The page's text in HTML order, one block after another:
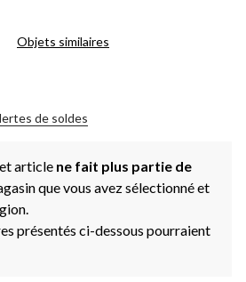
Objets similaires
de soldes
article ne fait plus partie de
que vous avez sélectionné et
présentés ci-dessous pourraient